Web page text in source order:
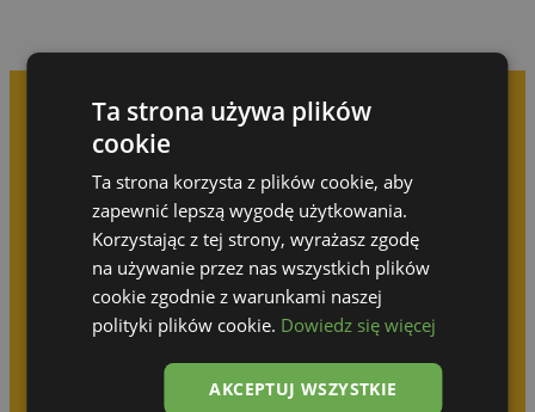
Prenez rendez-vous pour
une consultation gratuite
N’attendez pas que quelqu’un d’autre réalise
votre idée !
Olga Górska
+48 690 512 414
Ta strona używa plików
cookie
Ta strona korzysta z plików cookie, aby
zapewnić lepszą wygodę użytkowania.
Korzystając z tej strony, wyrażasz zgodę
na używanie przez nas wszystkich plików
cookie zgodnie z warunkami naszej
polityki plików cookie. Dowiedz się więcej
AKCEPTUJ WSZYSTKIE